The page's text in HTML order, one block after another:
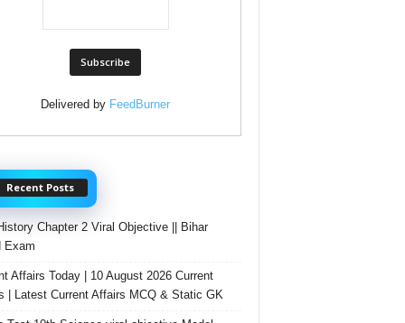
Delivered by FeedBurner
Recent Posts
Chapter 2 Viral Objective || Bihar
Exam
Affairs Today | 10 August 2026 Current
| Latest Current Affairs MCQ & Static GK